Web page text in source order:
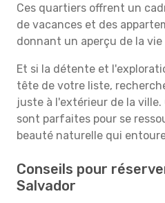
Ces quartiers offrent un
de vacances et des
donnant un aperçu de la
Et si la détente et
tête de votre liste,
juste à l'extérieur de la ville.
sont parfaites pour se
beauté naturelle qui
Conseils pour
Salvador